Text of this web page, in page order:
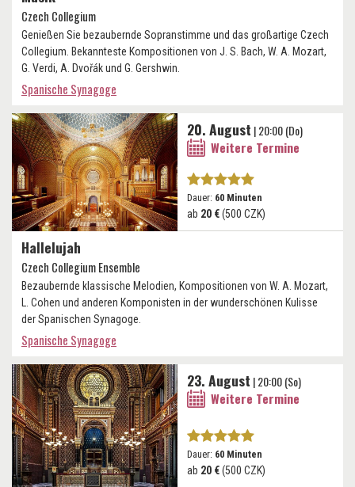
Czech Collegium
Genießen Sie bezaubernde Sopranstimme und das großartige Czech
Collegium. Bekannteste Kompositionen von J. S. Bach, W. A. Mozart,
G. Verdi, A. Dvořák und G. Gershwin.
Spanische Synagoge
Hallelujah
Czech Collegium Ensemble
Bezaubernde klassische Melodien, Kompositionen von W. A. Mozart,
L. Cohen und anderen Komponisten in der wunderschönen Kulisse
der Spanischen Synagoge.
Spanische Synagoge
20. August | 20:00 (Do)
Weitere Termine
Dauer: 60 Minuten
ab 20 €(500 CZK)
23. August | 20:00 (So)
Weitere Termine
Dauer: 60 Minuten
ab 20 €(500 CZK)